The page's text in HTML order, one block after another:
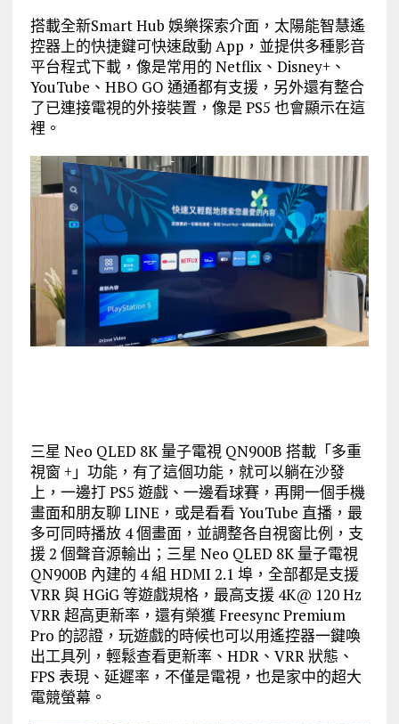
搭載全新Smart Hub 娛樂探索介面，太陽能智慧遙
控器上的快捷鍵可快速啟動 App，並提供多種影音
平台程式下載，像是常用的 Netflix、Disney+、
YouTube、HBO GO 通通都有支援，另外還有整合
了已連接電視的外接裝置，像是 PS5 也會顯示在這
裡。
三星 Neo QLED 8K 量子電視 QN900B 搭載「多重
視窗 +」功能，有了這個功能，就可以躺在沙發
上，一邊打 PS5 遊戲、一邊看球賽，再開一個手機
畫面和朋友聊 LINE，或是看看 YouTube 直播，最
多可同時播放 4 個畫面，並調整各自視窗比例，支
援 2 個聲音源輸出；三星 Neo QLED 8K 量子電視
QN900B 內建的 4 組 HDMI 2.1 埠，全部都是支援
VRR 與 HGiG 等遊戲規格，最高支援 4K@ 120 Hz
VRR 超高更新率，還有榮獲 Freesync Premium
Pro 的認證，玩遊戲的時候也可以用遙控器一鍵喚
出工具列，輕鬆查看更新率、HDR、VRR 狀態、
FPS 表現、延遲率，不僅是電視，也是家中的超大
電競螢幕。